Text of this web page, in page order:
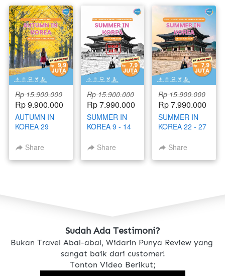
Rp 15.900.000
Rp 9.900.000
AUTUMN IN
KOREA 29
NOVEMBER
Share
Rp 15.900.000
Rp 7.990.000
SUMMER IN
KOREA 9 - 14
Share
Rp 15.900.000
Rp 7.990.000
SUMMER IN
KOREA 22 - 27
Share
Sudah Ada Testimoni?
Bukan Travel Abal-abal, Widarin Punya Review yang
sangat baik dari customer!
Tonton Video Berikut;